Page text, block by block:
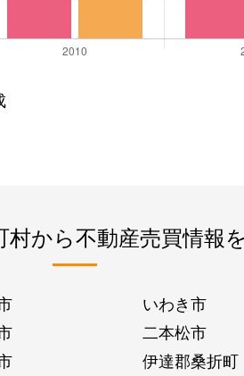
村から不動産売買情報
いわき市
二本松市
伊達郡桑折町